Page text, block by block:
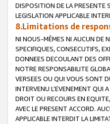
DISPOSITION DE LA PRESENTE
LEGISLATION APPLICABLE
8.Limitations de
NI NOUS-MÊMES NI AUCUN DE
SPECIFIQUES, CONSECUTIFS,
DONNEES DECOULANT DES
NOTRE RESPONSABILITE
VERSEES OU QUI VOUS SONT
INTERVENU L’EVENEMENT QUI
DROIT OU RECOURS EN
AVEC LE PRESENT ACCORD.
APPLICABLE INTERDIT LA